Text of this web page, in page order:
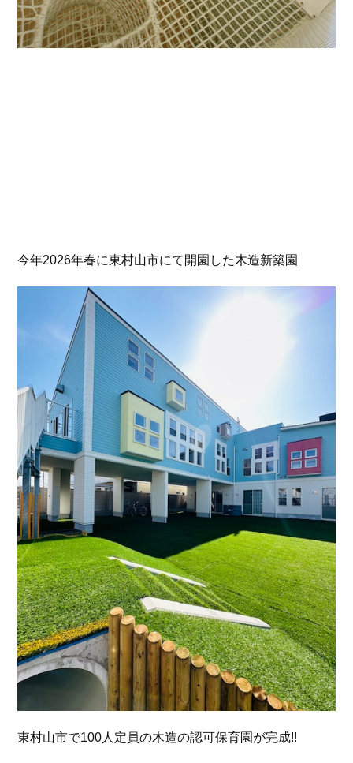
今年2026年春に東村山市にて開園した木造新築園
東村山市で100人定員の木造の認可保育園が完成!!